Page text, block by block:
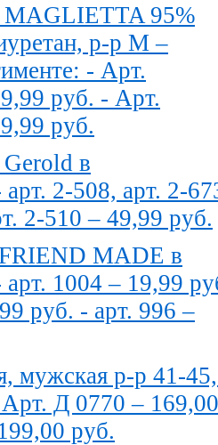
MAGLIETTA 95%
р-р M –
- Арт.
руб. - Арт.
руб.
в
арт. 2-508, арт. 2-
2-510 – 49,99 руб.
MADE в
арт. 1004 – 19,99
руб. - арт. 996 –
мужская р-р 41-
Арт. Д 0770 – 169,00
руб.